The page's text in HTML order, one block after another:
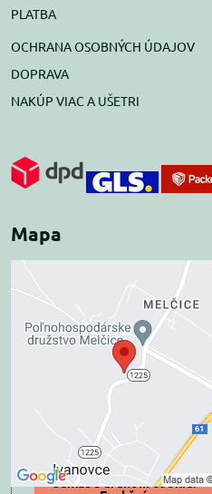
PLATBA
OCHRANA OSOBNÝCH ÚDAJOV
DOPRAVA
NAKÚP VIAC A UŠETRI
Mapa
Externý obsah je
blokovaný Voľbami
súkromia
Prajete si načítať externý obsah?
Povoliť tentokrát
Povoliť a zapamätať -
súhlas s druhom cookie: